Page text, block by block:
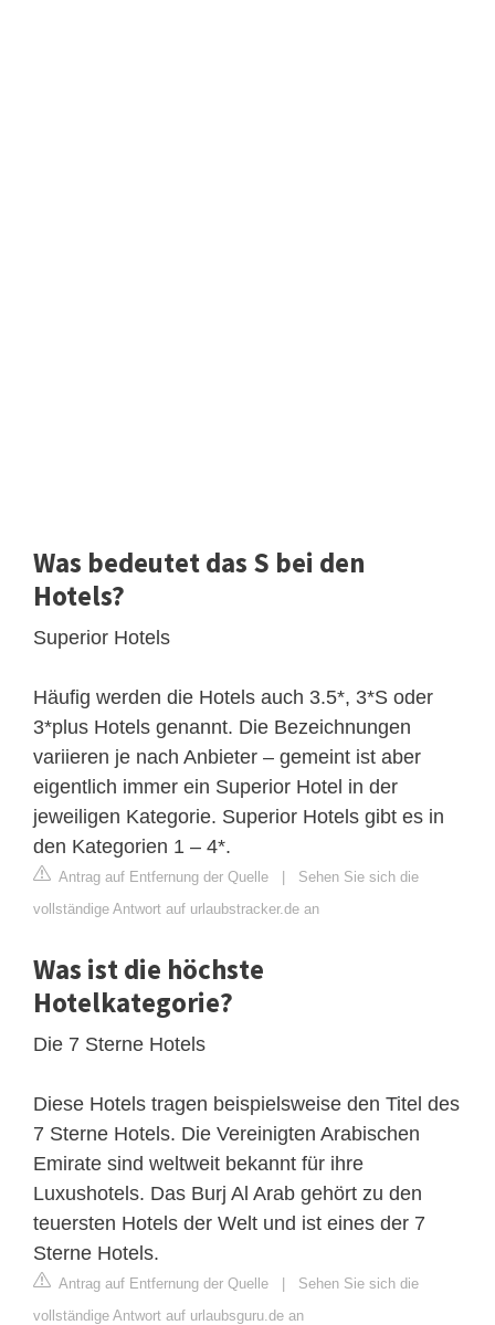
Was bedeutet das S bei den
Hotels?
Superior Hotels
Häufig werden die Hotels auch 3.5*, 3*S oder
3*plus Hotels genannt. Die Bezeichnungen
variieren je nach Anbieter – gemeint ist aber
eigentlich immer ein Superior Hotel in der
jeweiligen Kategorie. Superior Hotels gibt es in
den Kategorien 1 – 4*.
Antrag auf Entfernung der Quelle | Sehen Sie sich die
vollständige Antwort auf urlaubstracker.de an
Was ist die höchste
Hotelkategorie?
Die 7 Sterne Hotels
Diese Hotels tragen beispielsweise den Titel des
7 Sterne Hotels. Die Vereinigten Arabischen
Emirate sind weltweit bekannt für ihre
Luxushotels. Das Burj Al Arab gehört zu den
teuersten Hotels der Welt und ist eines der 7
Sterne Hotels.
Antrag auf Entfernung der Quelle | Sehen Sie sich die
vollständige Antwort auf urlaubsguru.de an